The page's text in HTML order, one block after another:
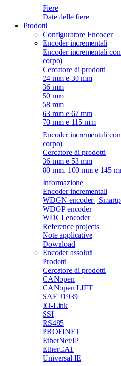
Fiere
Date delle fiere
Prodotti
Configuratore Encoder
Encoder incrementali
Encoder incrementali
corpo)
Cercatore di prodotti
24 mm e 30 mm
36 mm
50 mm
58 mm
63 mm e 67 mm
70 mm e 115 mm
Encoder incrementali
corpo)
Cercatore di prodotti
36 mm e 58 mm
80 mm, 100 mm e 145
Informazione
Encoder incrementali
WDGN encoder |
WDGP encoder
WDGI encoder
Reference projects
Note applicative
Download
Encoder assoluti
Prodotti
Cercatore di prodotti
CANopen
CANopen LIFT
SAE J1939
IO-Link
SSI
RS485
PROFINET
EtherNet/IP
EtherCAT
Universal IE